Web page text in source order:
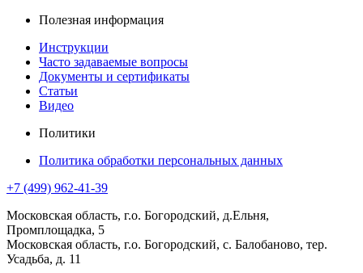
Полезная информация
Инструкции
Часто задаваемые вопросы
Документы и сертификаты
Статьи
Видео
Политики
Политика обработки персональных данных
+7 (499) 962-41-39
Московская область, г.о. Богородский, д.Ельня,
Промплощадка, 5
Московская область, г.о. Богородский, с. Балобаново, тер.
Усадьба, д. 11